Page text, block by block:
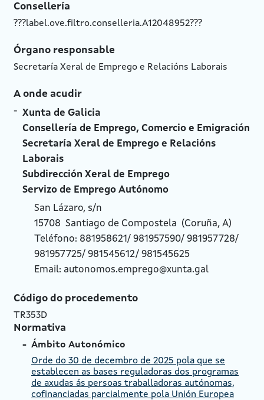
Consellería
???label.ove.filtro.conselleria.A12048952???
Órgano responsable
Secretaría Xeral de Emprego e Relacións Laborais
A onde acudir
Xunta de Galicia
Consellería de Emprego, Comercio e Emigración
Secretaría Xeral de Emprego e Relacións
Laborais
Subdirección Xeral de Emprego
Servizo de Emprego Autónomo
San Lázaro, s/n
15708 Santiago de Compostela (Coruña, A)
Teléfono: 881958621/ 981957590/ 981957728/
981957725/ 981545612/ 981545625
Email: autonomos.emprego@xunta.gal
Código do procedemento
TR353D
Normativa
Ámbito Autonómico
Orde do 30 de decembro de 2025 pola que se
establecen as bases reguladoras dos programas
de axudas ás persoas traballadoras autónomas,
cofinanciadas parcialmente pola Unión Europea